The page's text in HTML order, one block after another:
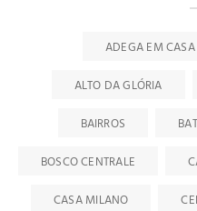
ADEGA EM CASA
ALTO DA GLÓRIA
BAIRROS
BOSCO CENTRALE
CASA MILANO